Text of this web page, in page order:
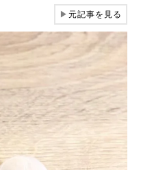
▶元記事を見る